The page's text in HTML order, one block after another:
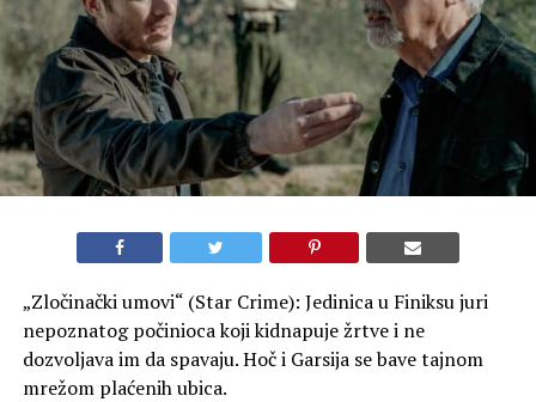
„Zločinački umovi“ (Star Crime): Jedinica u Finiksu juri
nepoznatog počinioca koji kidnapuje žrtve i ne
dozvoljava im da spavaju. Hoč i Garsija se bave tajnom
mrežom plaćenih ubica.